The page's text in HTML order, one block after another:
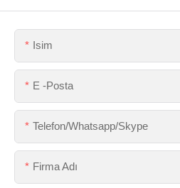
Isim
E -posta
Telefon/Whatsapp/Skype
Firma Adı